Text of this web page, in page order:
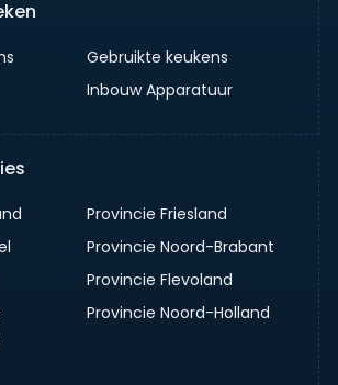
Gebruikte keukens
Inbouw Apparatuur
Provincie Friesland
Provincie Noord-Brabant
Provincie Flevoland
Provincie Noord-Holland